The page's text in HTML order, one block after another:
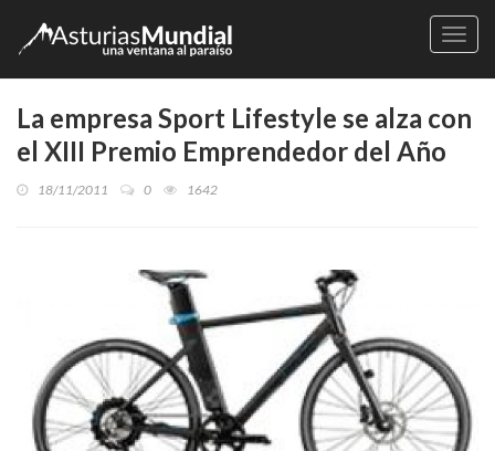
La empresa Sport Lifestyle se alza con
el XIII Premio Emprendedor del Año
18/11/2011 0 1642